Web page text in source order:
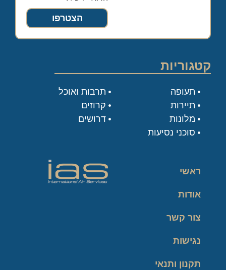
הצטרפו
קטגוריות
תעופה
תיירות
מלונות
סוכני נסיעות
תרבות ואוכל
קרוזים
דרושים
ראשי
אודות
צור קשר
נגישות
תקנון ותנאי